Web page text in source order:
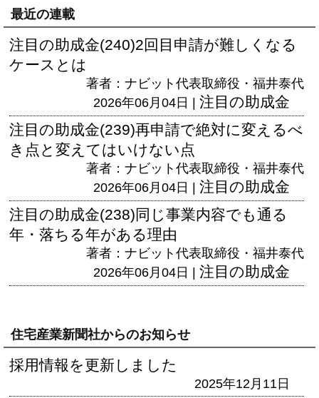
最近の連載
注目の助成金(240)2回目申請が難しくなる
ケースとは
著者：ナビット代表取締役・福井泰代
2026年06月04日 | 注目の助成金
注目の助成金(239)再申請で絶対に変えるべ
き点と変えてはいけない点
著者：ナビット代表取締役・福井泰代
2026年06月04日 | 注目の助成金
注目の助成金(238)同じ事業内容でも通る
年・落ちる年がある理由
著者：ナビット代表取締役・福井泰代
2026年06月04日 | 注目の助成金
住宅産業新聞社からのお知らせ
採用情報を更新しました
2025年12月11日